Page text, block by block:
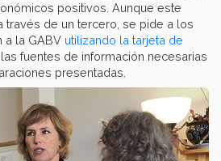
positivos. Aunque este
través de un tercero, se pide a los
a la GABV utilizando la tarjeta de
las fuentes de información necesarias
presentadas.